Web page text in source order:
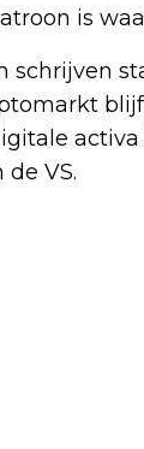
is
schrijven
activa
VS.